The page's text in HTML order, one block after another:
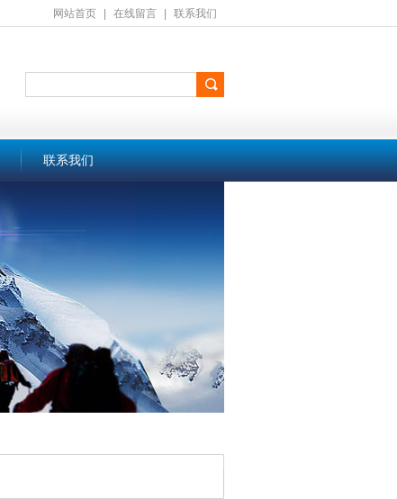
网站首页 在线留言 联系我们
联系我们